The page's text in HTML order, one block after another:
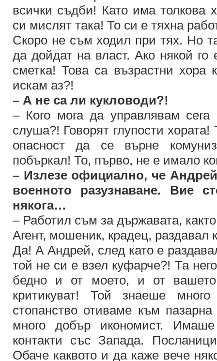
всички съдби! Като има толкова
си мислят така! То си е тяхна
Скоро не съм ходил при тях. Но
да дойдат на власт. Ако някой го
сметка! Това са възрастни хора
искам аз?!
– А не са ли кукловоди?!
– Кого мога да управлявам
слуша?! Говорят глупости
опасност да се върне
побъркал! То, първо, не е имало
– Излезе официално, че
военното разузнаване. Вие
някога…
– Работил съм за държавата,
Агент, мошеник, крадец,
Да! А Андрей, след като е
той не си е взел куфарче?! Та
бедно и от моето, и от
критикуват! Той знаеше
стопанство отиваме към
много добър икономист.
контакти със Запада.
Обаче каквото и да каже вече